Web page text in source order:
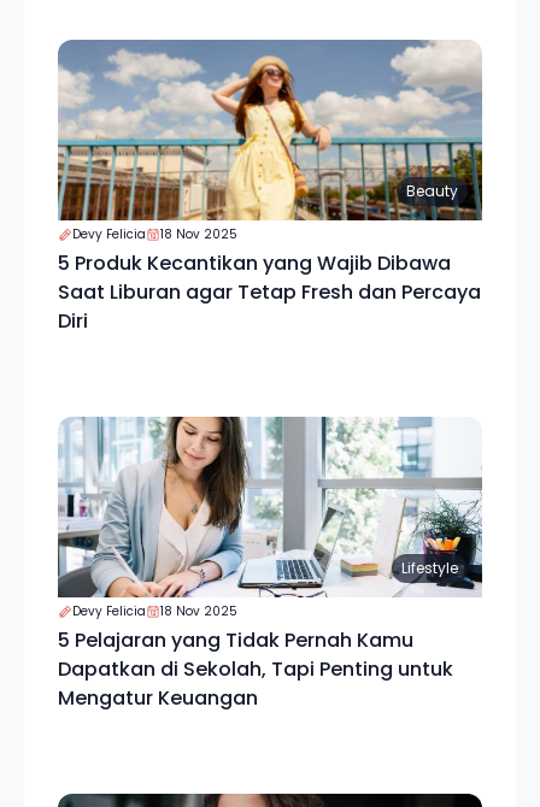
Beauty
Devy Felicia 18 Nov 2025
5 Produk Kecantikan yang Wajib Dibawa
Saat Liburan agar Tetap Fresh dan Percaya
Diri
Lifestyle
Devy Felicia 18 Nov 2025
5 Pelajaran yang Tidak Pernah Kamu
Dapatkan di Sekolah, Tapi Penting untuk
Mengatur Keuangan